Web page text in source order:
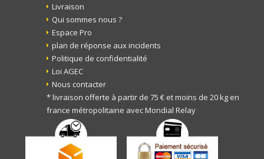
Livraison
Qui sommes nous ?
Espace Pro
plan de réponse aux incidents
Politique de confidentialité
Loi AGEC
Nous contacter
* livraison offerte à partir de 75 € et moins de 20 kg en
france métropolitaine avec Mondial Relay